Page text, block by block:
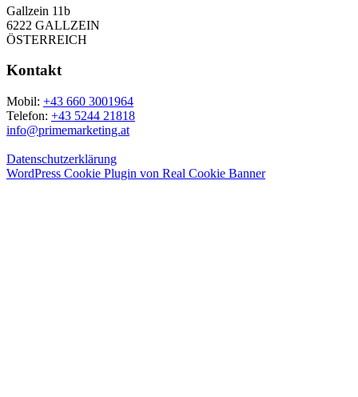
Gallzein 11b
6222 GALLZEIN
ÖSTERREICH
Kontakt
Mobil: +43 660 3001964
Telefon: +43 5244 21818
info@primemarketing.at
Datenschutzerklärung
WordPress Cookie Plugin von Real Cookie Banner